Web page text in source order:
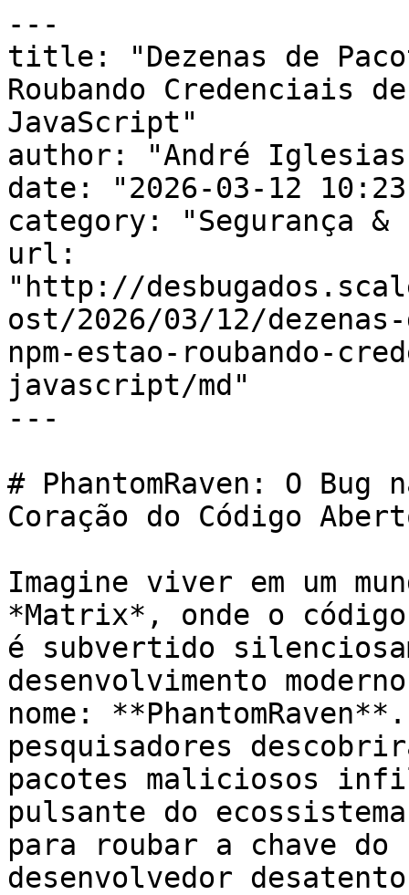
---
title: "Dezenas de
Roubando Credenciais
JavaScript"
author: "André
date: "2026-03-12
category: "Segurança
url:
"http://
ost/2026/03/12/
npm-estao-roubando-
javascript/md"
---
# PhantomRaven: O Bug
Coração do Código
Imagine viver em um
*Matrix*, onde o
é subvertido
desenvolvimento
nome:
pesquisadores
pacotes maliciosos
pulsante do
para roubar a chave
desenvolvedor